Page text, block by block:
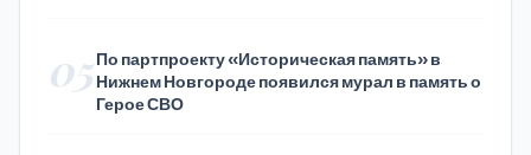
05По партпроекту «Историческая память» в
Нижнем Новгороде появился мурал в память о
Герое СВО